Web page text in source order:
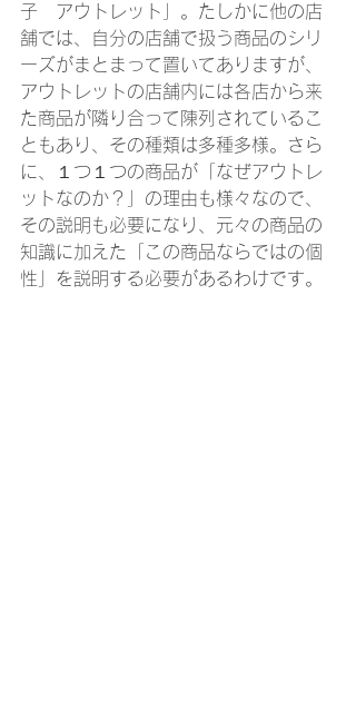
子　アウトレット」。たしかに他の店
舗では、自分の店舗で扱う商品のシリ
ーズがまとまって置いてありますが、
アウトレットの店舗内には各店から来
た商品が隣り合って陳列されているこ
ともあり、その種類は多種多様。さら
に、１つ１つの商品が「なぜアウトレ
ットなのか？」の理由も様々なので、
その説明も必要になり、元々の商品の
知識に加えた「この商品ならではの個
性」を説明する必要があるわけです。